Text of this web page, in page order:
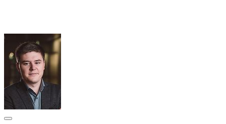
Fabian
Funke